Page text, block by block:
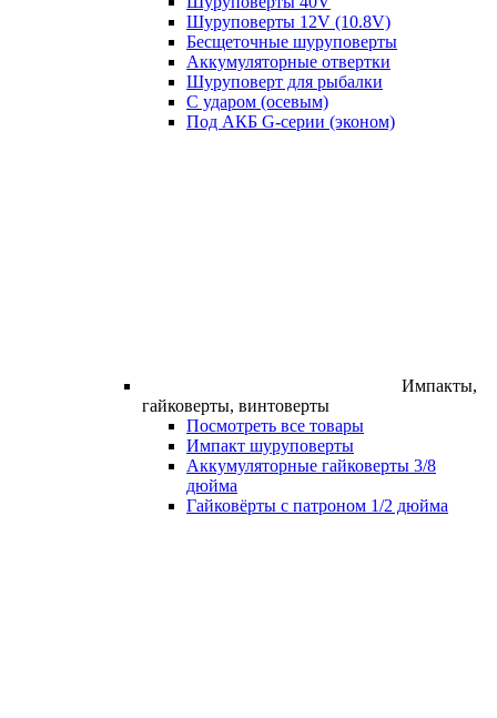
Шуруповерты 12V (10.8V)
Бесщеточные шуруповерты
Аккумуляторные отвертки
Шуруповерт для рыбалки
С ударом (осевым)
Под АКБ G-серии (эконом)
Импакты,
гайковерты, винтоверты
Посмотреть все товары
Импакт шуруповерты
Аккумуляторные гайковерты 3/8
дюйма
Гайковёрты с патроном 1/2 дюйма